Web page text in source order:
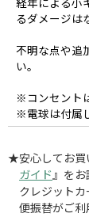
経年による小
るダメージは
不明な点や追
い。
※コンセント
※電球は付属
★安心してお買
ガイド 』をお
クレジット
便振替がご利